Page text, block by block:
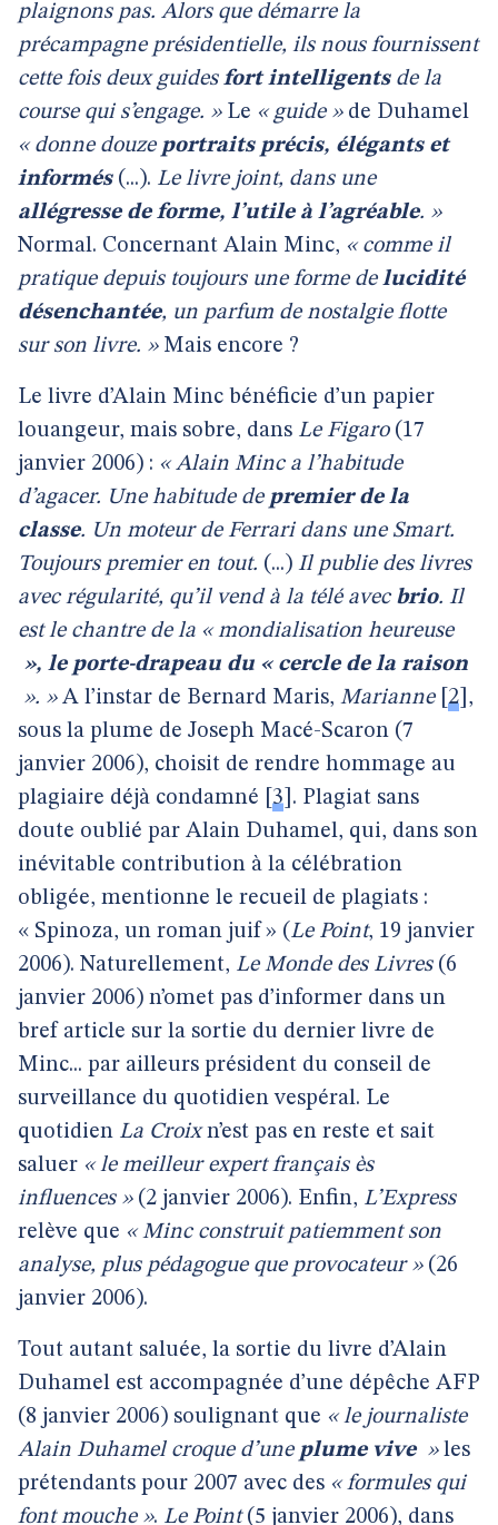
plaignons pas. Alors que démarre la
précampagne présidentielle, ils nous fournissent
cette fois deux guides fort intelligentsde la
course qui s’engage. »Le « guide »de Duhamel
« donne douze portraits précis, élégants et
informés (...). Le livre joint, dans une
allégresse de forme, l’utile à l’agréable. »
Normal. Concernant Alain Minc, « comme il
pratique depuis toujours une forme de lucidité
désenchantée, un parfum de nostalgie flotte
sur son livre. »Mais encore ?
Le livre d’Alain Minc bénéficie d’un papier
louangeur, mais sobre, dans Le Figaro(17
janvier 2006) : « Alain Minc a l’habitude
d’agacer. Une habitude de premier de la
classe. Un moteur de Ferrari dans une Smart.
Toujours premier en tout. (...) Il publie des livres
avec régularité, qu’il vend à la télé avec brio. Il
est le chantre de la « mondialisation heureuse
», le porte-drapeau du « cercle de la raison
». »A l’instar de Bernard Maris, Marianne[ 2 ,
sous la plume de Joseph Macé-Scaron (7
janvier 2006), choisit de rendre hommage au
plagiaire déjà condamné
3 . Plagiat sans
doute oublié par Alain Duhamel, qui, dans son
inévitable contribution à la célébration
obligée, mentionne le recueil de plagiats :
« Spinoza, un roman juif » (Le Point, 19 janvier
2006). Naturellement, Le Monde des Livres(6
janvier 2006) n’omet pas d’informer dans un
bref article sur la sortie du dernier livre de
Minc... par ailleurs président du conseil de
surveillance du quotidien vespéral. Le
quotidien La Croixn’est pas en reste et sait
saluer « le meilleur expert français ès
influences »(2 janvier 2006). Enfin, L’Express
relève que « Minc construit patiemment son
analyse, plus pédagogue que provocateur »(26
janvier 2006).
Tout autant saluée, la sortie du livre d’Alain
Duhamel est accompagnée d’une dépêche AFP
(8 janvier 2006) soulignant que « le journaliste
Alain Duhamel croque d’une plume vive »les
prétendants pour 2007 avec des « formules qui
font mouche ». Le Point(5 janvier 2006), dans